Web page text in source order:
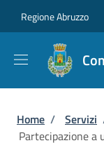
Regione Abruzzo
Briciole
Home / Servizi
Partecipazione a